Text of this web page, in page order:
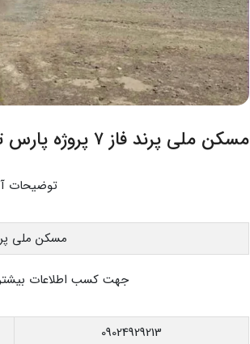
مسکن ملی پرند فاز ۷ پروژه پارس تابلو
توضیحات
مسکن ملی
جهت کسب اطلاعات
09024929213